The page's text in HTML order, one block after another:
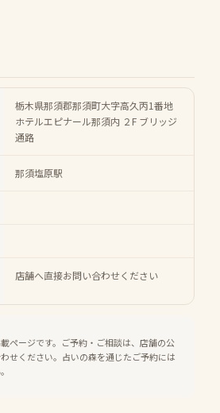
栃木県那須郡那須町大字高久丙1番地
ホテルエピナール那須内 ２F ブリッジ
通路
那須塩原駅
店舗へ直接お問い合わせください
ページです。ご予約・ご相談は、店舗の公
せください。占いの森を通じたご予約には